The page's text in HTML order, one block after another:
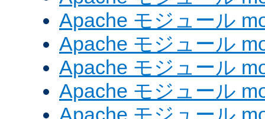
Apache モジュール
Apache モジュール
Apache モジュール
Apache モジュール
Apache モジュール